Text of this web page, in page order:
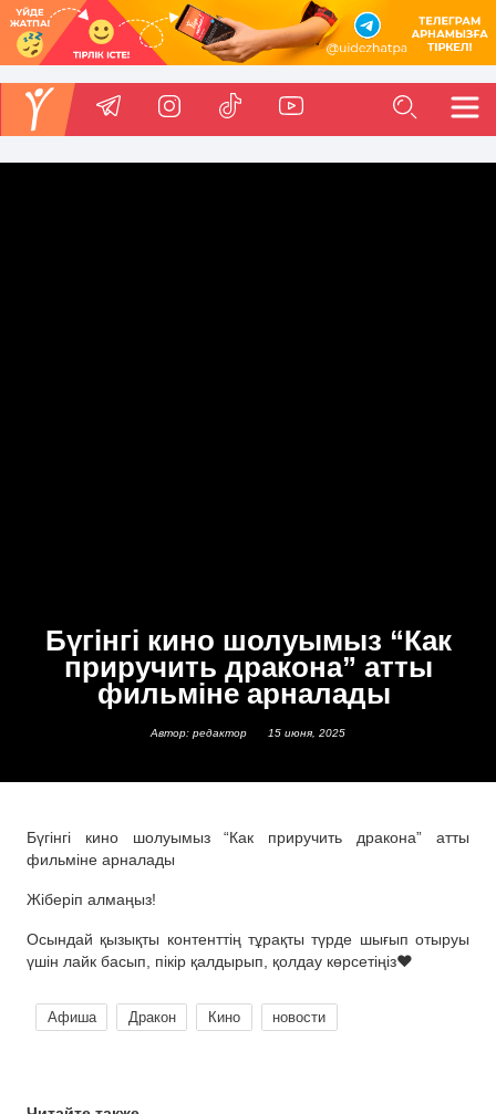
Бүгінгі кино шолуымыз “Как
приручить дракона” атты
фильміне арналады
Автор: редактор 15 июня, 2025
Бүгінгі кино шолуымыз “Как приручить дракона” атты
фильміне арналады
Жіберіп алмаңыз!
Осындай қызықты контенттің тұрақты түрде шығып отыруы
үшін лайк басып, пікір қалдырып, қолдау көрсетіңіз❤
Афиша Дракон Кино новости